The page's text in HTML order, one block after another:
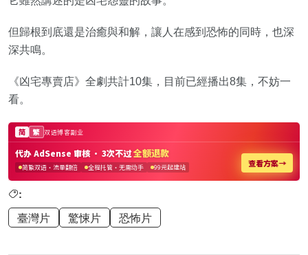
但歸根到底還是治癒與和解，讓人在感到恐怖的同時，也深
深共鳴。
《凶宅專賣店》全劇共計10集，目前已經播出8集，不妨一
看。
:
臺灣片 驚悚片 恐怖片